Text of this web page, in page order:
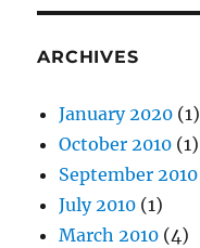
ARCHIVES
January 2020 (1)
October 2010 (1)
September 2010
July 2010 (1)
March 2010 (4)